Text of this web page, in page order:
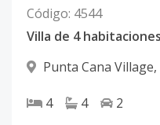
Código: 4544
Villa de 4
Punta Cana Village,
4 4 2